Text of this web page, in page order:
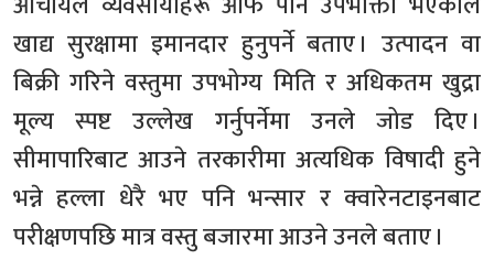
खाद्य सुरक्षामा इमानदार हुनुपर्ने बताए । उत्पादन वा
बिक्री गरिने वस्तुमा उपभोग्य मिति र अधिकतम खुद्रा
मूल्य स्पष्ट उल्लेख गर्नुपर्नेमा उनले जोड दिए ।
सीमापारिबाट आउने तरकारीमा अत्यधिक विषादी हुने
भन्ने हल्ला धेरै भए पनि भन्सार र क्वारेनटाइनबाट
परीक्षणपछि मात्र वस्तु बजारमा आउने उनले बताए ।